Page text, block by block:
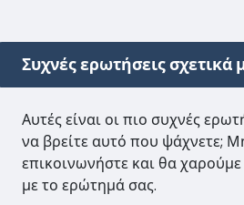
Συχνές ερωτήσεις σχετικά
Αυτές είναι οι πιο συχνές
να βρείτε αυτό που ψάχνετε;
επικοινωνήστε και θα
με το ερώτημά σας.